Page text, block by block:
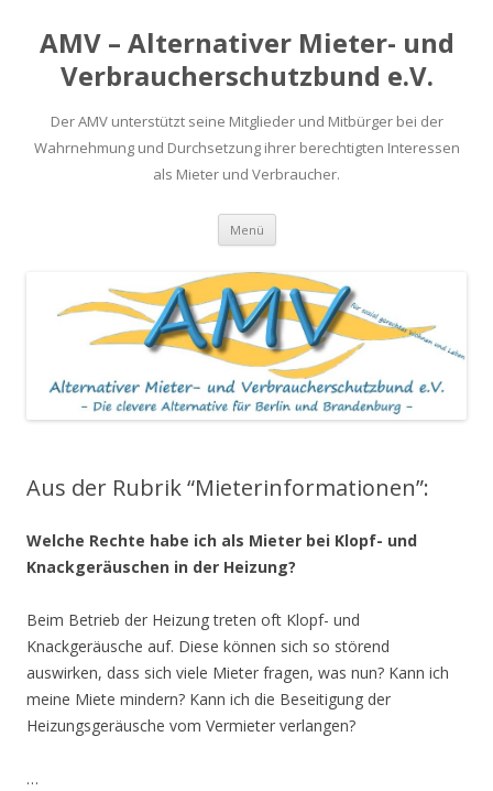
AMV – Alternativer Mieter- und
Verbraucherschutzbund e.V.
Der AMV unterstützt seine Mitglieder und Mitbürger bei der
Wahrnehmung und Durchsetzung ihrer berechtigten Interessen
als Mieter und Verbraucher.
Menü Springe
Inhalt
Aus der Rubrik “Mieterinformationen”:
Welche Rechte habe ich als Mieter bei Klopf- und
Knackgeräuschen in der Heizung?
Beim Betrieb der Heizung treten oft Klopf- und
Knackgeräusche auf. Diese können sich so störend
auswirken, dass sich viele Mieter fragen, was nun? Kann ich
meine Miete mindern? Kann ich die Beseitigung der
Heizungsgeräusche vom Vermieter verlangen?
…